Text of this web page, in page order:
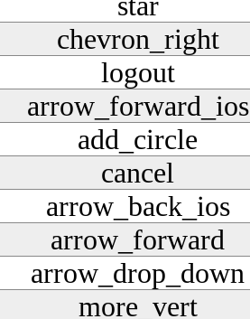
chevron_right
logout
arrow_forward_ios
add_circle
cancel
arrow_back_ios
arrow_forward
arrow_drop_down
more_vert